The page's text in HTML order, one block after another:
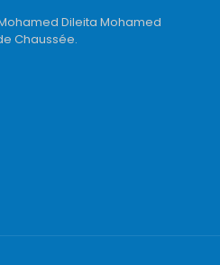
Dileita Mohamed
Chaussée.